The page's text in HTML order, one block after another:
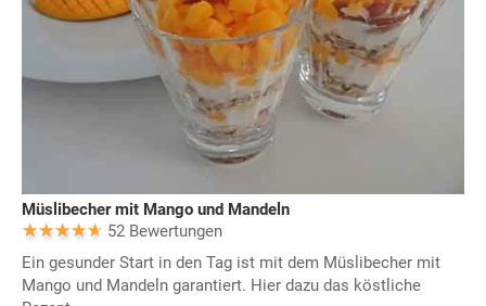
Müslibecher mit Mango und Mandeln
52 Bewertungen
Ein gesunder Start in den Tag ist mit dem Müslibecher mit
Mango und Mandeln garantiert. Hier dazu das köstliche